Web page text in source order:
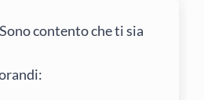
contento che ti sia